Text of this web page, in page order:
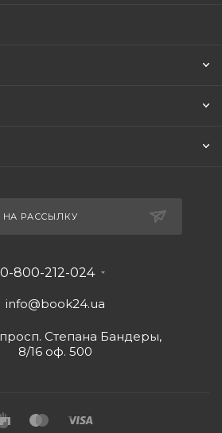
РАССЫЛКУ
0-800-212-024
info@book24.ua
Степана Бандеры,
8/16 оф. 500